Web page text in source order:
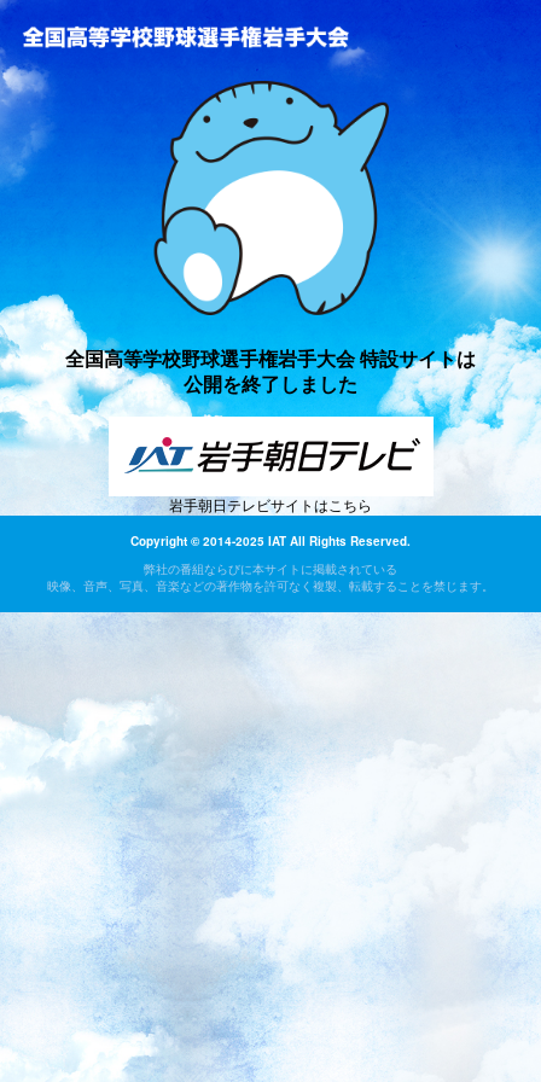
全国高等学校野球選手権岩手大会 特設サイトは
公開を終了しました
岩手朝日テレビサイトはこちら
Copyright © 2014-2025 IAT All Rights Reserved.
弊社の番組ならびに本サイトに掲載されている
映像、音声、写真、音楽などの著作物を許可なく複製、転載することを禁じます。